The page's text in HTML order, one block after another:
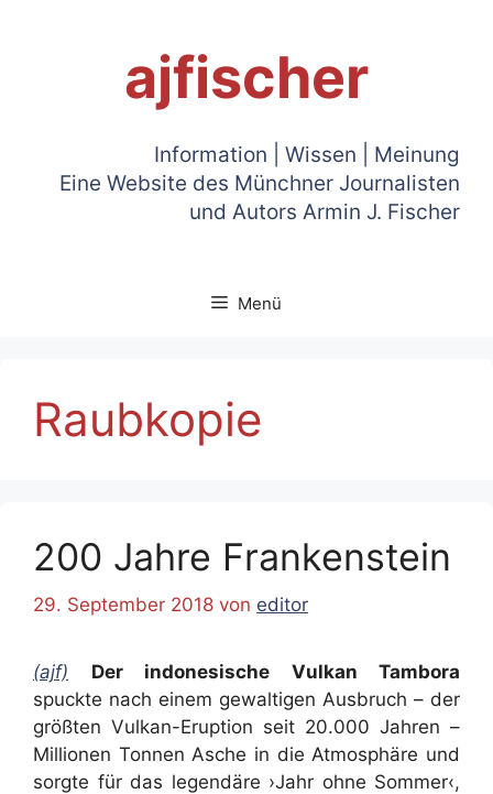
ajfischer
Information | Wissen | Meinung
Eine Website des Münchner Journalisten
und Autors Armin J. Fischer
Menü
Raubkopie
200 Jahre Frankenstein
29. September 2018 von editor
(ajf)
Der indonesische Vulkan Tambora
spuckte nach einem gewaltigen Ausbruch – der
größten Vulkan-Eruption seit 20.000 Jahren –
Millionen Tonnen Asche in die Atmosphäre und
sorgte für das legendäre ›Jahr ohne Sommer‹,